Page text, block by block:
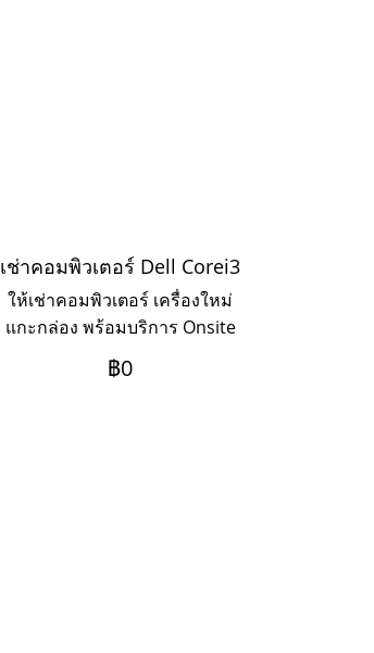
เช่าคอมพิวเตอร์ Dell Corei3
ให้เช่าคอมพิวเตอร์ เครื่องใหม่
แกะกล่อง พร้อมบริการ Onsite
Service แบบรายวัน รายสัปดาห์
รายเดือน รายปี
฿0